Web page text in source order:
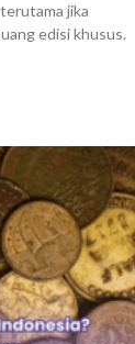
jika
edisi khusus.